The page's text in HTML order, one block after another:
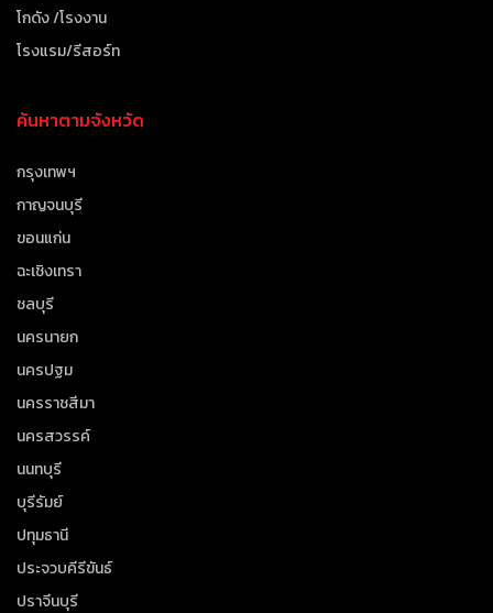
โกดัง /โรงงาน
โรงแรม/รีสอร์ท
ค้นหาตามจังหวัด
กรุงเทพฯ
กาญจนบุรี
ขอนแก่น
ฉะเชิงเทรา
ชลบุรี
นครนายก
นครปฐม
นครราชสีมา
นครสวรรค์
นนทบุรี
บุรีรัมย์
ปทุมธานี
ประจวบคีรีขันธ์
ปราจีนบุรี